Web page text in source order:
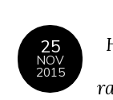
25
NOV
2015